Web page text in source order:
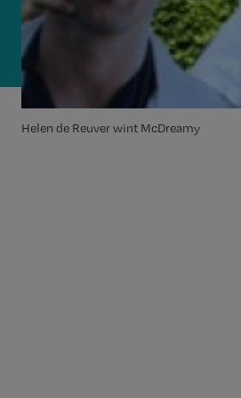
Helen de Reuver wint McDreamy